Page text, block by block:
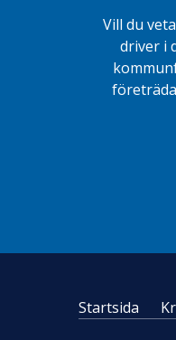
Vill du
driver i
Startsida